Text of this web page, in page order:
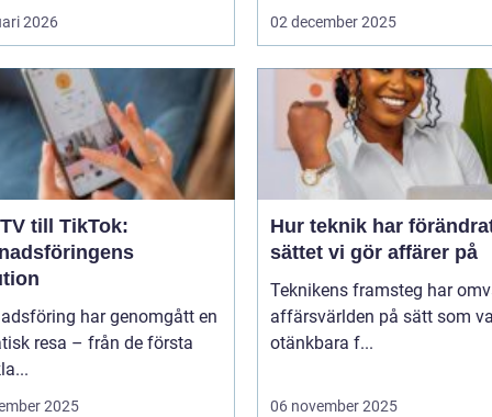
2026 02 december 2025
till TikTok:
har genomgått en
resa – från de första
2025
Hur teknik har
sättet vi gör affärer på
Teknikens framsteg har
affärsvärlden på sätt som
otänkbara f...
06 november 2025